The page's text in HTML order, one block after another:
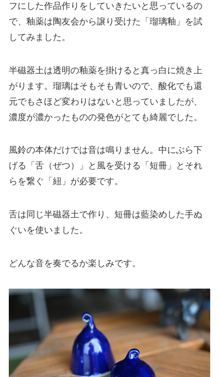
フにした作品作りをしていきたいと思っているの
で、釉薬は陶友会から譲り受けた「瑠璃釉」を試
してみました。
半磁器土は透明の釉薬を掛けると真っ白に焼き上
がります。瑠璃はそもそも青いので、酸化でも還
元でもさほど変わりはないと思っていましたが、
濃度が濃かったものの発色がとても綺麗でした。
風鈴の本体だけでは音は鳴りません。中にぶら下
げる「舌（ぜつ）」と風を受ける「短冊」とそれ
らを繋ぐ「紐」が必要です。
舌は同じ半磁器土で作り、短冊は藍染めした手ぬ
ぐいを使いました。
どんな音を奏でるか楽しみです。